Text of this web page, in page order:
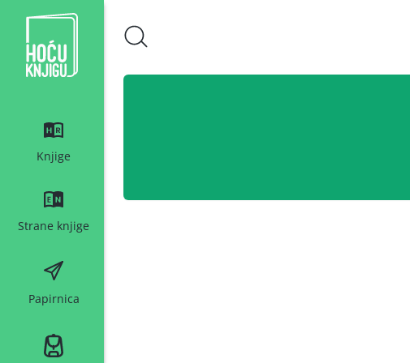
Hoću knjigu bijeli logo
Knjige
Strane knjige
Papirnica